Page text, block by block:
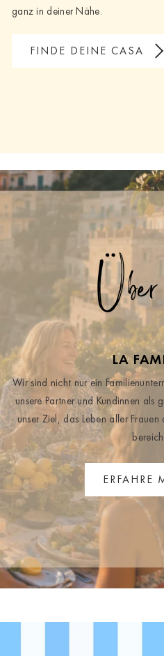
ganz in deiner Nähe.
FINDE DEINE CASA
LA
Wir sind nicht nur ein
unsere Partner und Kundinnen als
unser Ziel, das Leben aller
ERFAHRE